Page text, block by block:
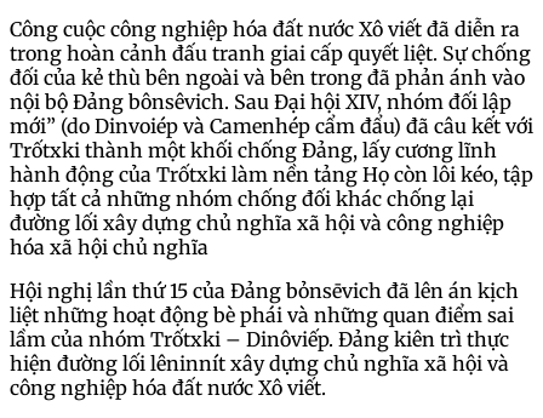
Công cuộc công nghiệp hóa đất nước Xô viết đã diễn ra
trong hoàn cảnh đấu tranh giai cấp quyết liệt. Sự chống
đối của kẻ thù bên ngoài và bên trong đã phản ánh vào
nội bộ Đảng bônsêvich. Sau Đại hội XIV, nhóm đối lập
mới” (do Dinvoiép và Camenhép cẩm đẩu) đã câu kết với
Trốtxki thành một khối chống Đảng, lấy cương lĩnh
hành động của Trốtxki làm nền tảng Họ còn lôi kéo, tập
hợp tất cả những nhóm chống đối khác chống lại
đường lối xây dựng chủ nghĩa xã hội và công nghiệp
hóa xã hội chủ nghĩa
Hội nghị lần thứ 15 của Đảng bỏnsēvich đã lên án kịch
liệt những hoạt động bè phái và những quan điểm sai
lầm của nhóm Trốtxki – Dinôviếp. Đảng kiên trì thực
hiện đường lối lêninnít xây dựng chủ nghĩa xã hội và
công nghiệp hóa đất nước Xô viết.